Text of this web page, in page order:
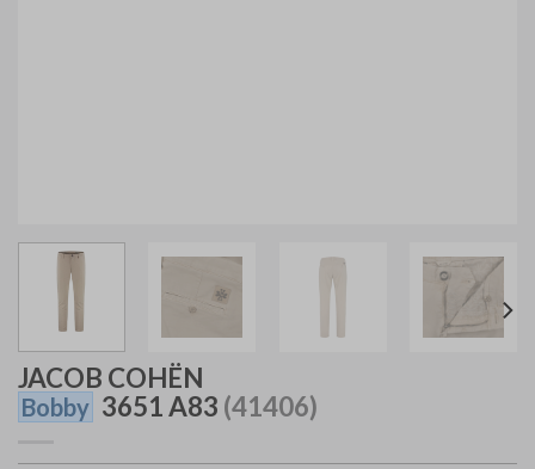
JACOB COHËN
Bobby 3651 A83 (41406)